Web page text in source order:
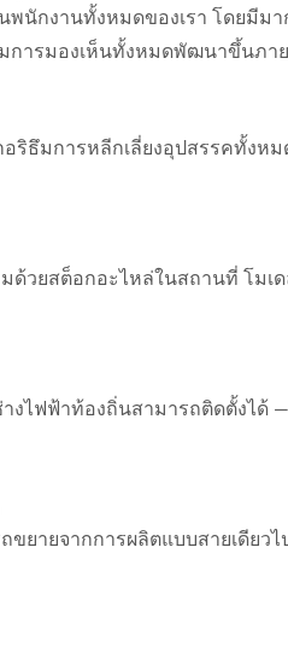
พนักงานทั้งหมดของเรา โดยมีม
ารมองเห็นทั้งหมดพัฒนาขึ้นภา
ริธึมการหลีกเลี่ยงอุปสรรคทั้ง
วยสต็อกอะไหล่ในสถานที่ โมเ
งไฟฟ้าท้องถิ่นสามารถติดตั้งได้
ขยายจากการผลิตแบบสายเดีย